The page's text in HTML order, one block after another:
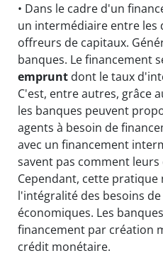
• Dans le cadre d'un
un intermédiaire entre les
offreurs de capitaux.
banques. Le financement
emprunt dont le taux
C'est, entre autres, grâce
les banques peuvent
agents à besoin de
avec un financement
savent pas comment
Cependant, cette
l'intégralité des besoins
économiques. Les
financement par création
crédit monétaire.